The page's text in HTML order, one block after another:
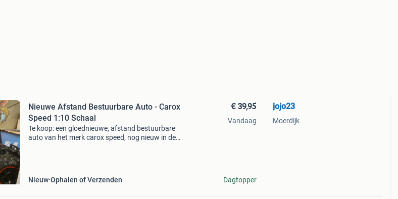
Nieuwe Afstand Bestuurbare Auto - Carox
Speed 1:10 Schaal
Te koop: een gloednieuwe, afstand bestuurbare
auto van het merk carox speed, nog nieuw in de
Nieuw Ophalen of Verzenden
€ 39,95
Vandaag
Dagtopper
jojo23
Moerdijk